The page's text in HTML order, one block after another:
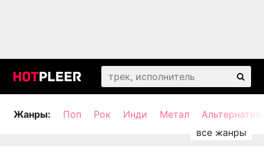
Жанры: Поп Рок Инди Метал